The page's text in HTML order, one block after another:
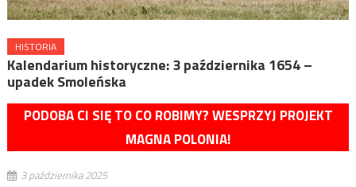
HISTORIA
Kalendarium historyczne: 3 października 1654 –
upadek Smoleńska
PODOBA CI SIĘ TO CO ROBIMY? WESPRZYJ PROJEKT
MAGNA POLONIA!
3 października 2025